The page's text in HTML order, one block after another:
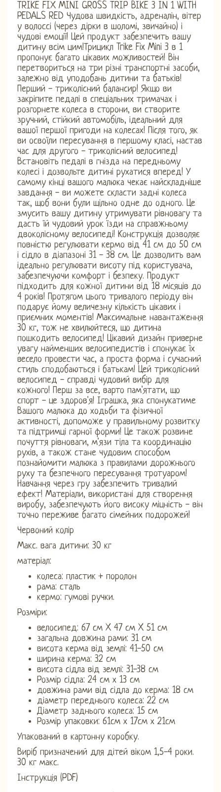
TRIKE FIX MINI GROSS TRIP BIKE 3 IN 1 WITH
PEDALS RED Чудова швидкість, адреналін, вітер
у волоссі (через дірки в шоломі, звичайно) і
чудові емоції! Цей продукт забезпечить вашу
дитину всім цим!Трицикл Trike Fix Mini 3 в 1
пропонує багато цікавих можливостей! Він
перетвориться на три різні транспортні засоби,
залежно від уподобань дитини та батьків!
Перший - триколісний балансир! Якщо ви
закріпите педалі в спеціальних тримачах і
розгорнете колеса в сторони, ви створите
зручний, стійкий автомобіль, ідеальний для
вашої першої пригоди на колесах! Після того, як
ви освоїли пересування в першому класі, настав
час для другого - триколісний велосипед!
Встановіть педалі в гнізда на передньому
колесі і дозвольте дитині рухатися вперед! У
самому кінці вашого малюка чекає найскладніше
завдання - ви можете скласти задні колеса
так, щоб вони були щільно одне до одного. Це
змусить вашу дитину утримувати рівновагу та
дасть їй чудовий урок їзди на справжньому
двоколісному велосипеді! Конструкція дозволяє
повністю регулювати кермо від 41 см до 50 см
і сідло в діапазоні 31 - 38 см. Це дозволить вам
ідеально регулювати висоту під користувача,
забезпечуючи комфорт і безпеку. Продукт
підходить для кожної дитини від 18 місяців до
4 років! Протягом цього тривалого періоду він
подарує йому величезну кількість цікавих і
приємних моментів! Максимальне навантаження
30 кг, тож не хвилюйтеся, що дитина
пошкодить велосипед! Цікавий дизайн приверне
увагу найменших велосипедистів і спонукає їх
весело провести час, а проста форма і сучасний
стиль сподобаються і батькам! Цей триколісний
велосипед - справді чудовий вибір для
кожного! Перш за все, варто пам'ятати, що
спорт - це здоров'я! Іграшка, яка спонукатиме
Вашого малюка до ходьби та фізичної
активності, допоможе у правильному розвитку
та підтримці гарної форми! Це також розвине
почуття рівноваги, м'язи тіла та координацію
рухів, а також стане чудовим способом
познайомити малюка з правилами дорожнього
руху та безпечного пересування тротуаром!
Навчання через гру забезпечить тривалий
ефект! Матеріали, використані для створення
виробу, забезпечують його високу міцність - він
точно переживе багато сімейних подорожей!
Червоний колір
Макс. вага дитини: 30 кг
матеріал:
колеса: пластик + поролон
рама: сталь
кермо: гумові ручки.
Розміри:
велосипед: 67 см X 47 см X 51 см
загальна довжина рами: 31 см
висота керма від землі: 41-50 см
ширина керма: 32 см
висота сідла від землі: 31-38 см
Розмір сідла: 24 см х 13 см
довжина рами від сідла до керма: 18 см
діаметр переднього колеса: 22 см
Діаметр заднього колеса: 15 см
Розмір упаковки: 61см х 17см х 21см
Упакований в картонну коробку.
Виріб призначений для дітей віком 1,5-4 роки.
30 кг макс.
Інструкція (PDF)